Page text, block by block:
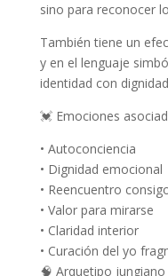
sino para reconocer
También tiene un
y en el lenguaje
identidad con
💓Emociones
• Autoconciencia
• Dignidad emocional
• Reencuentro
• Valor para mirarse
• Claridad interior
• Curación del yo
🧠 Arquetipo jungiano